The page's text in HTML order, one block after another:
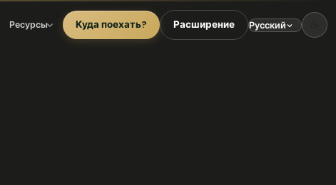
Ресурсы Куда поехать? Расширение